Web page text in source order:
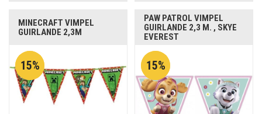
MINECRAFT VIMPEL
GUIRLANDE 2,3M
15%
PAW PATROL VIMPEL
GUIRLANDE 2,3 M. , SKYE
EVEREST
15%